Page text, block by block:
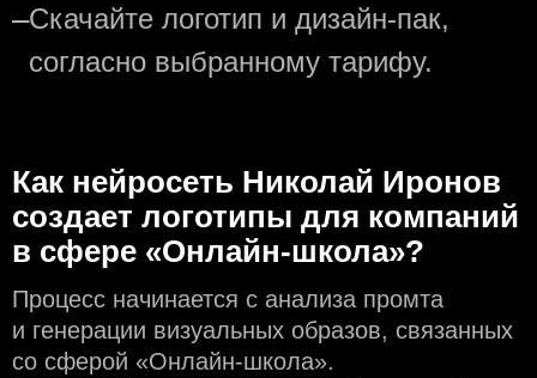
—Скачайте логотип и дизайн-пак,
согласно выбранному тарифу.
Как нейросеть Николай Иронов
создаeт логотипы для компаний
в сфере «Онлайн-школа»?
Процесс начинается с анализа промта
и генерации визуальных образов, связанных
со сферой «Онлайн-школа».